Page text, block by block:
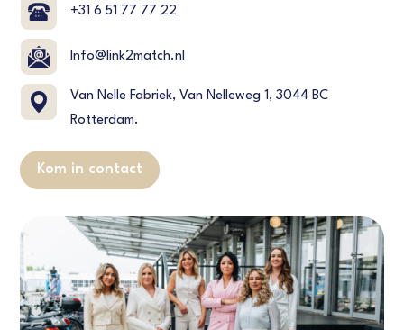
+31 6 51 77 77 22
Info@link2match.nl
Van Nelle Fabriek, Van Nelleweg 1, 3044 BC
Rotterdam.
Kom in contact